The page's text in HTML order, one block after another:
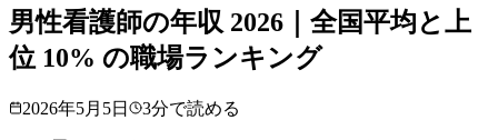
男性看護師の年収 2026｜全国平均と上
位 10% の職場ランキング
2026年5月5日 3分で読める